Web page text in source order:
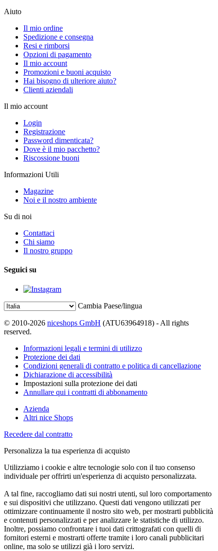
Aiuto
Il mio ordine
Spedizione e consegna
Resi e rimborsi
Opzioni di pagamento
Il mio account
Promozioni e buoni acquisto
Hai bisogno di ulteriore aiuto?
Clienti aziendali
Il mio account
Login
Registrazione
Password dimenticata?
Dove è il mio pacchetto?
Riscossione buoni
Informazioni Utili
Magazine
Noi e il nostro ambiente
Su di noi
Contattaci
Chi siamo
Il nostro gruppo
Seguici su
Cambia Paese/lingua
© 2010-2026 niceshops GmbH (ATU63964918) - All rights
reserved.
Informazioni legali e termini di utilizzo
Protezione dei dati
Condizioni generali di contratto e politica di cancellazione
Dichiarazione di accessibilità
Impostazioni sulla protezione dei dati
Annullare qui i contratti di abbonamento
Azienda
Altri nice Shops
Recedere dal contratto
Personalizza la tua esperienza di acquisto
Utilizziamo i cookie e altre tecnologie solo con il tuo consenso
individuale per offrirti un'esperienza di acquisto personalizzata.
A tal fine, raccogliamo dati sui nostri utenti, sul loro comportamento
e sui dispositivi che utilizzano. Questi dati vengono utilizzati per
ottimizzare continuamente il nostro sito web, per mostrarti pubblicità
e contenuti personalizzati e per analizzare le statistiche di utilizzo.
Inoltre, possiamo confrontare i tuoi dati crittografati con quelli di
fornitori esterni e mostrarti offerte tramite i loro canali pubblicitari
online, ma solo se utilizzi già i loro servizi.